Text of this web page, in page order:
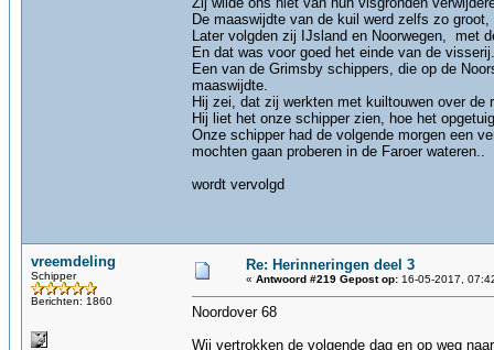
De maaswijdte van de kuil werd zelfs zo
Later volgden zij IJsland en Noorwegen, met
En dat was voor goed het einde van de
Een van de Grimsby schippers, die op de
maaswijdte.
Hij zei, dat zij werkten met kuiltouwen over de
Hij liet het onze schipper zien, hoe het
Onze schipper had de volgende morgen een
mochten gaan proberen in de Faroer wateren..
wordt vervolgd
vreemdeling
Schipper
Berichten: 1860
Re: Herinneringen deel 3
« Antwoord #219 Gepost op: 16-05-2017,
Noordover 68
Wij vertrokken de volgende dag en op weg